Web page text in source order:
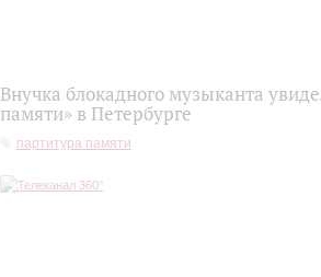
Внучка блокадного музыканта
памяти» в Петербурге
партитура памяти